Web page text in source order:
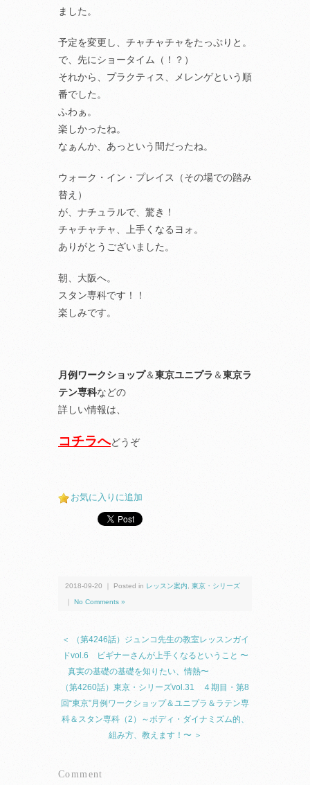
ました。
予定を変更し、チャチャチャをたっぷりと。
で、先にショータイム（！？）
それから、プラクティス、メレンゲという順
番でした。
ふわぁ。
楽しかったね。
なぁんか、あっという間だったね。
ウォーク・イン・プレイス（その場での踏み
替え）
が、ナチュラルで、驚き！
チャチャチャ、上手くなるヨォ。
ありがとうございました。
朝、大阪へ。
スタン専科です！！
楽しみです。
月例ワークショップ＆東京ユニプラ ＆東京ラ
テン専科などの
詳しい情報は、
コチラへどうぞ
お気に入りに追加
2018-09-20 ｜ Posted in レッスン案内 東京・シリーズ
No Comments »
＜ （第4246話）ジュンコ先生の教室レッスンガイ
ドvol.6 ビギナーさんが上手くなるということ 〜
真実の基礎の基礎を知りたい、情熱〜
（第4260話）東京・シリーズvol.31 ４期目・第8
回“東京”月例ワークショップ＆ユニプラ＆ラテン専
科＆スタン専科（2）～ボディ・ダイナミズム的、
組み方、教えます！〜 ＞
Comment